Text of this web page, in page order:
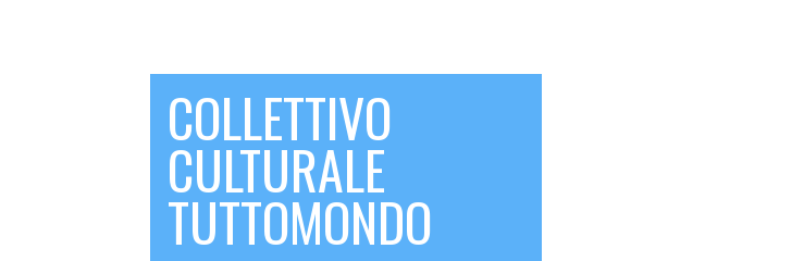
COLLETTIVO
CULTURALE
TUTTOMONDO